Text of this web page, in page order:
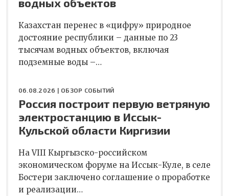
Казахстан перенес в «цифру» природное
достояние республики – данные по 23
тысячам водных объектов, включая
подземные воды –…
06.08.2026 | ОБЗОР СОБЫТИЙ
Россия построит первую ветряную
электростанцию в Иссык-
Кульской области Киргизии
На VIII Кыргызско-российском
экономическом форуме на Иссык-Куле, в селе
Бостери заключено соглашение о проработке
и реализации…